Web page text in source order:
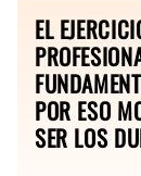
EL
POR ESO
SER LOS